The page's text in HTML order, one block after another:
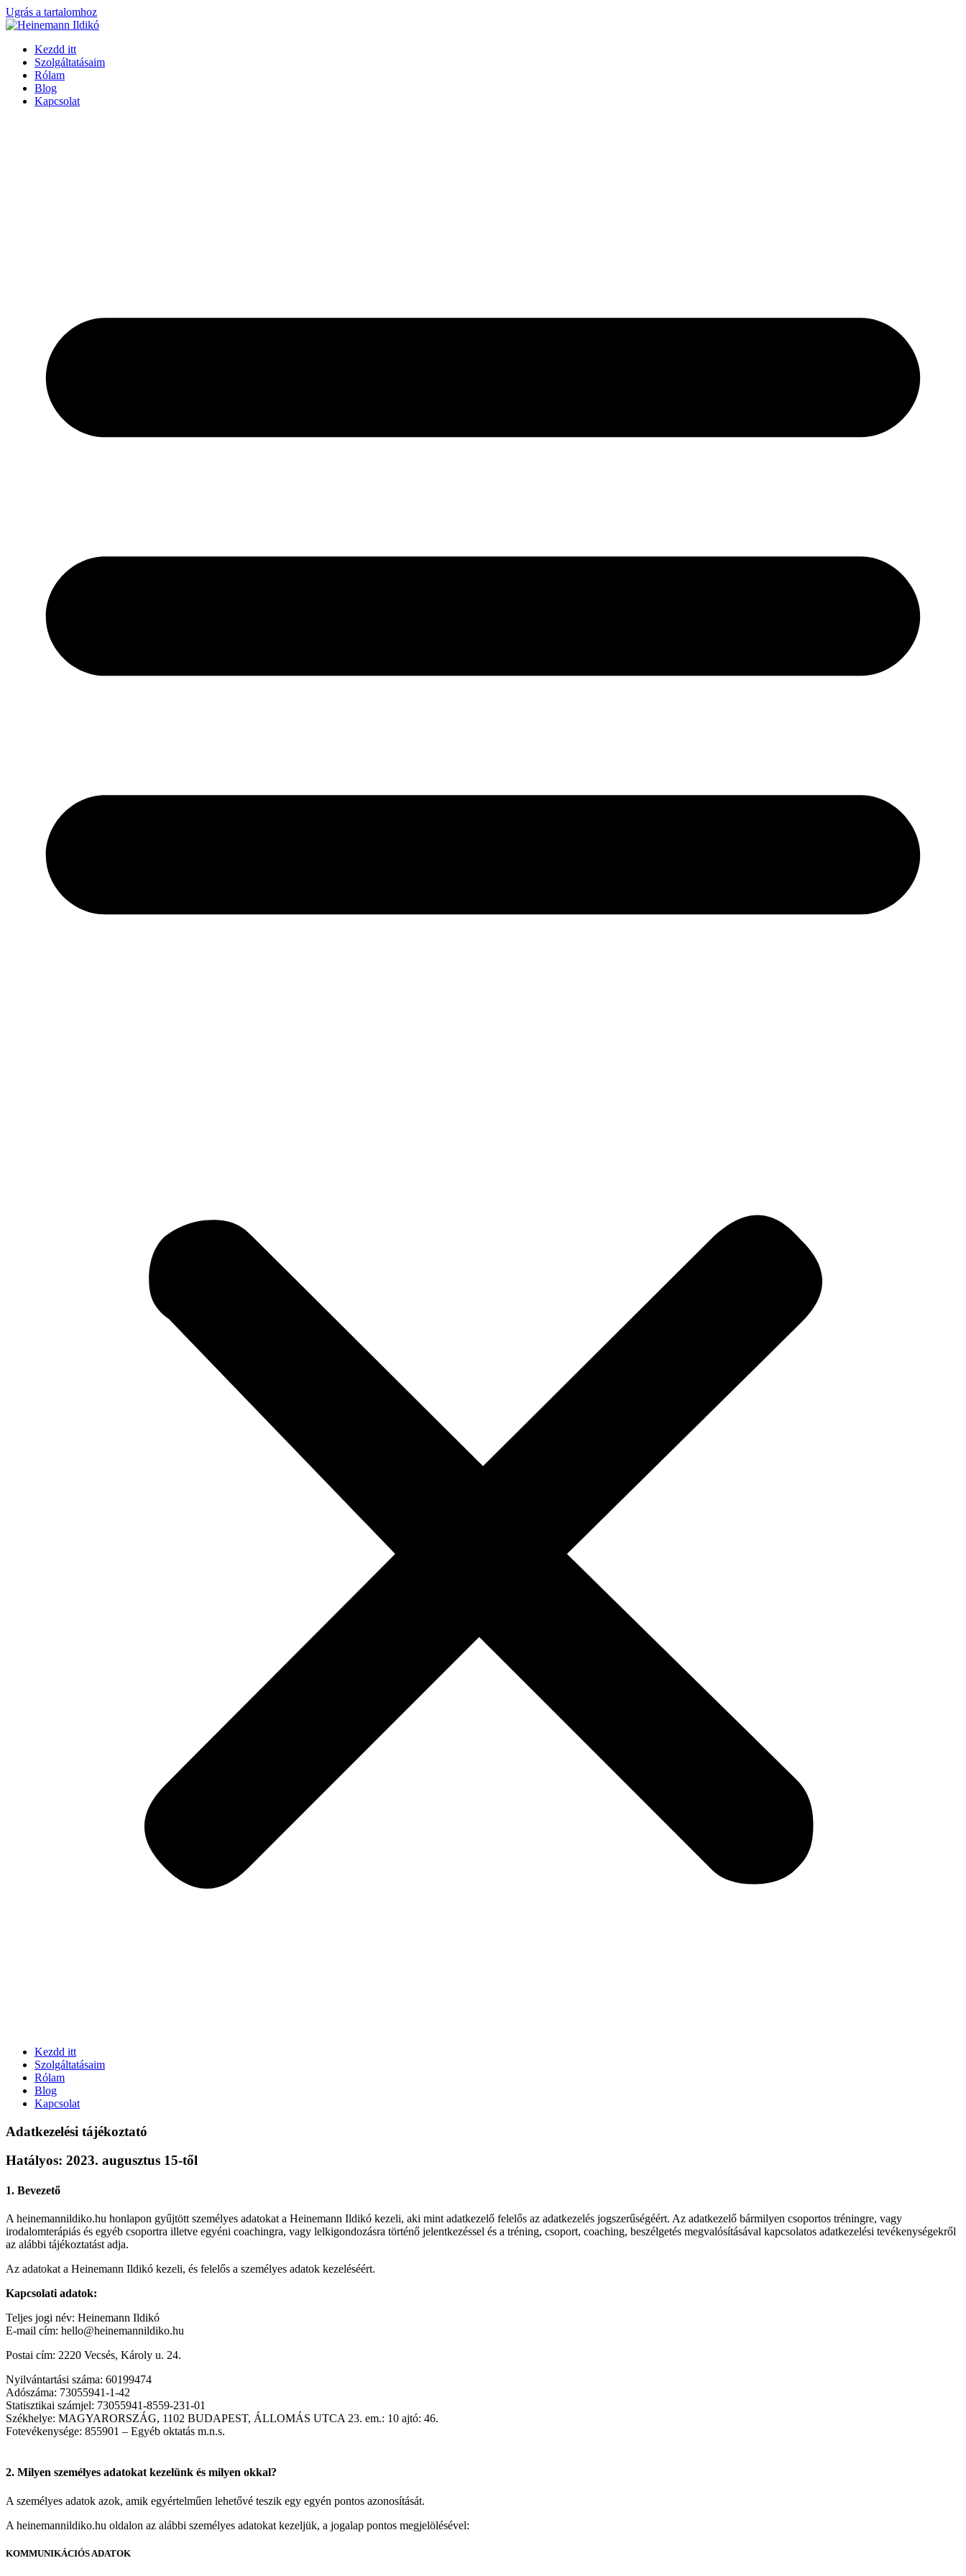
Ugrás a tartalomhoz
Kezdd itt
Szolgáltatásaim
Rólam
Blog
Kapcsolat
Kezdd itt
Szolgáltatásaim
Rólam
Blog
Kapcsolat
Adatkezelési tájékoztató
Hatályos: 2023. augusztus 15-től
1. Bevezető
A heinemannildiko.hu honlapon gyűjtött személyes adatokat a Heinemann Ildikó kezeli, aki mint adatkezelő felelős az adatkezelés jogszerűségéért. Az adatkezelő bármilyen csoportos tréningre, vagy
irodalomterápiás és egyéb csoportra illetve egyéni coachingra, vagy lelkigondozásra történő jelentkezéssel és a tréning, csoport, coaching, beszélgetés megvalósításával kapcsolatos adatkezelési tevékenységekről
az alábbi tájékoztatást adja.
Az adatokat a Heinemann Ildikó kezeli, és felelős a személyes adatok kezeléséért.
Kapcsolati adatok:
Teljes jogi név: Heinemann Ildikó
E-mail cím: hello@heinemannildiko.hu
Postai cím: 2220 Vecsés, Károly u. 24.
Nyilvántartási száma: 60199474
Adószáma: 73055941-1-42
Statisztikai számjel: 73055941-8559-231-01
Székhelye: MAGYARORSZÁG, 1102 BUDAPEST, ÁLLOMÁS UTCA 23. em.: 10 ajtó: 46.
Fotevékenysége: 855901 – Egyéb oktatás m.n.s.
2. Milyen személyes adatokat kezelünk és milyen okkal?
A személyes adatok azok, amik egyértelműen lehetővé teszik egy egyén pontos azonosítását.
A heinemannildiko.hu oldalon az alábbi személyes adatokat kezeljük, a jogalap pontos megjelölésével:
KOMMUNIKÁCIÓS ADATOK